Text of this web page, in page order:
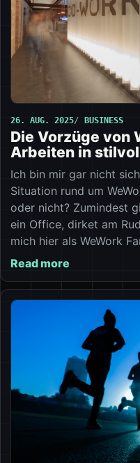
26. AUG. 2025 BUSINESS
Die Vorzüge von
Arbeiten in
Ich bin mir gar nicht
Situation rund um
oder nicht? Zumindest
ein Office, dirket am
mich hier als WeWork
Read more